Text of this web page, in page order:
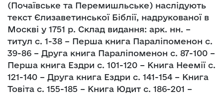
(Почаївське та Перемишльське) наслідують
текст Єлизаветинської Біблії, надрукованої в
Москві у 1751 р. Склад видання: арк. нн. –
титул с. 1-38 – Перша книга Параліпоменон с.
39-86 – Друга книга Параліпоменон с. 87-100 –
Перша книга Ездри с. 101-120 – Книга Неемії с.
121-140 – Друга книга Ездри с. 141-154 – Книга
Товіта с. 155-185 – Книга Юдит с. 186-201 –